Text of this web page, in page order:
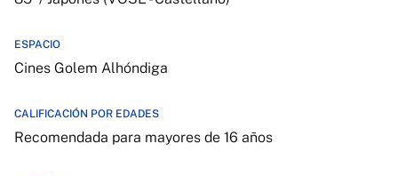
ESPACIO
Cines Golem Alhóndiga
CALIFICACIÓN POR EDADES
Recomendada para mayores de 16 años